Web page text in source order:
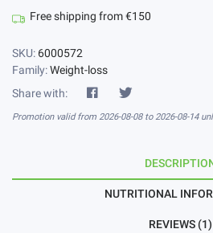
Free shipping from €150
SKU: 6000572
Family:Weight-loss
Share with:
Promotion valid from 2026-08-08 to 2026-08-14
NUTRITIONAL
REVIEWS (1)